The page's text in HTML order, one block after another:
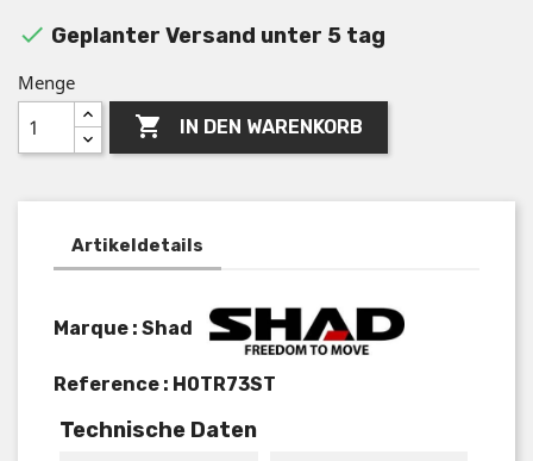
 Geplanter Versand unter 5 tag
Menge
 IN DEN WARENKORB
Artikeldetails
Marque : Shad
Reference : H0TR73ST
Technische Daten